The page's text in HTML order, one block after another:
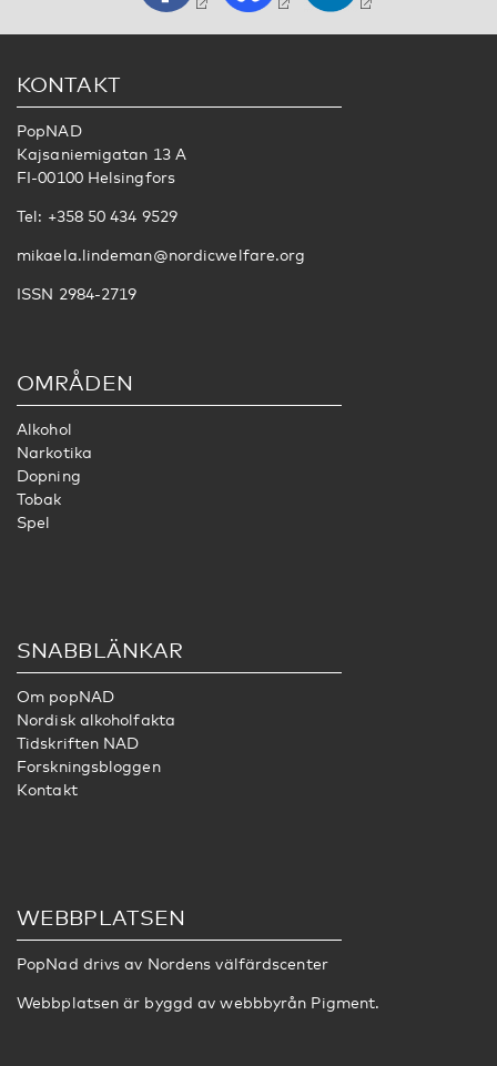
KONTAKT
PopNAD
Kajsaniemigatan 13 A
FI-00100 Helsingfors
Tel: +358 50 434 9529
mikaela.lindeman@nordicwelfare.org
ISSN 2984-2719
OMRÅDEN
Alkohol
Narkotika
Dopning
Tobak
Spel
SNABBLÄNKAR
Om popNAD
Nordisk alkoholfakta
Tidskriften NAD
Forskningsbloggen
Kontakt
WEBBPLATSEN
PopNad drivs av Nordens välfärdscenter
Webbplatsen är byggd av webbbyrån Pigment.